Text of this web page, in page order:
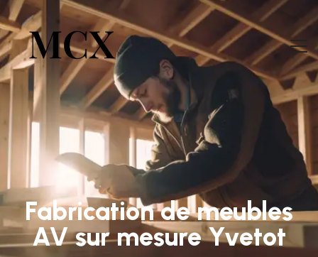
Fabrication de meubles
AV sur mesure Yvetot